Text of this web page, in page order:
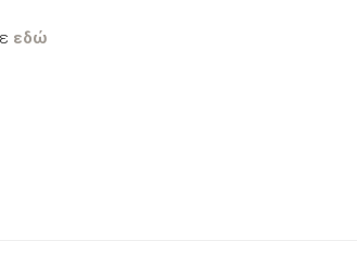
εδώ